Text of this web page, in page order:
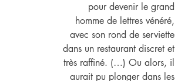
pour devenir le grand
homme de lettres vénéré,
avec son rond de serviette
dans un restaurant discret et
très raffiné. (…) Ou alors, il
aurait pu plonger dans les